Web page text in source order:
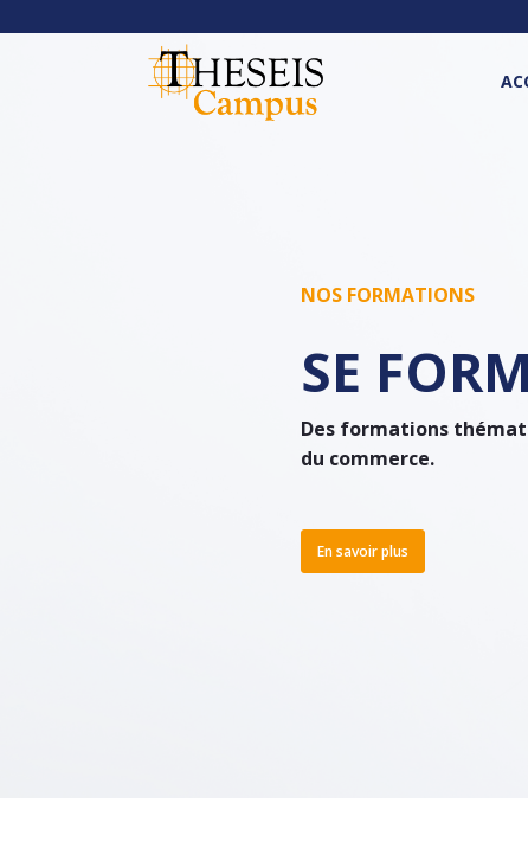
NOS FORMATIONS
SE
Des formations
du commerce.
En savoir plus